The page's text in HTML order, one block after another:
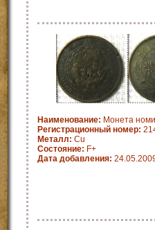
Наименование: Монета
Регистрационный номер:
Металл: Cu
Состояние: F+
Дата добавления: